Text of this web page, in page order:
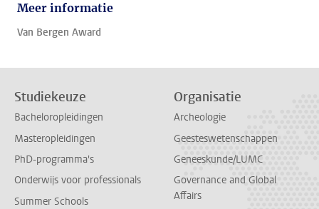
Meer informatie
Van Bergen Award
Studiekeuze
Bacheloropleidingen
Masteropleidingen
PhD-programma's
Onderwijs voor professionals
Summer Schools
Organisatie
Archeologie
Geesteswetenschappen
Geneeskunde/LUMC
Governance and Global
Affairs